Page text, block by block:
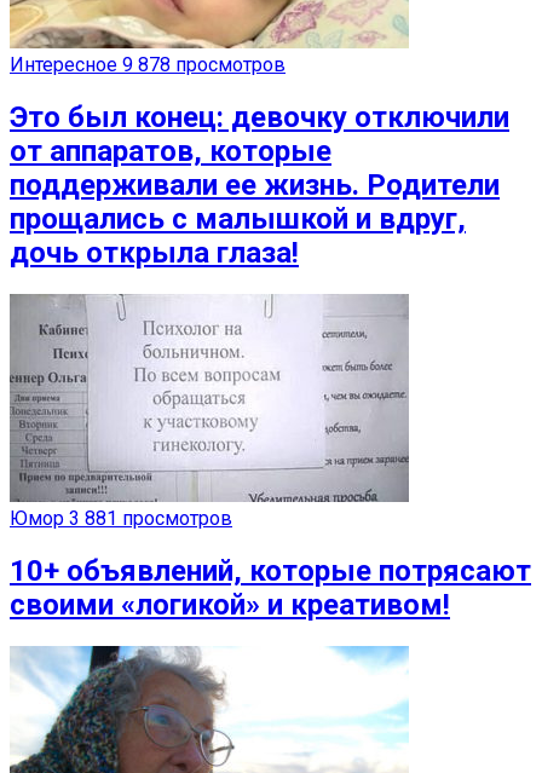
Интересное 9 878 просмотров
Это был конец: девочку отключили
от аппаратов, которые
поддерживали ее жизнь. Родители
прощались с малышкой и вдруг,
дочь открыла глаза!
Юмор 3 881 просмотров
10+ объявлений, которые потрясают
своими «логикой» и креативом!